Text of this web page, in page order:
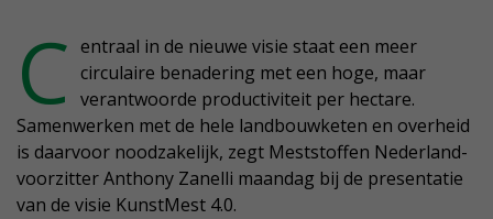
C entraal in de nieuwe visie staat een meer
circulaire benadering met een hoge, maar
verantwoorde productiviteit per hectare.
Samenwerken met de hele landbouwketen en overheid
is daarvoor noodzakelijk, zegt Meststoffen Nederland-
voorzitter Anthony Zanelli maandag bij de presentatie
van de visie KunstMest 4.0.